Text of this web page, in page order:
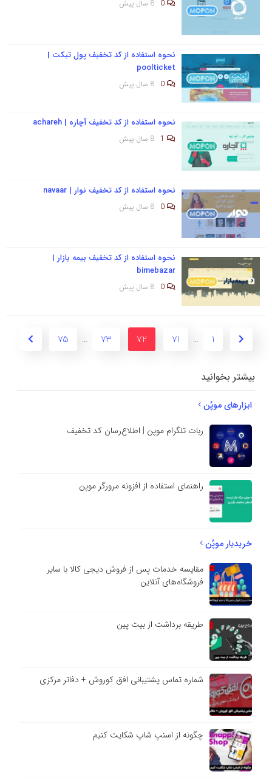
0 8 سال پیش
نحوه استفاده از کد تخفیف پول تیکت |
poolticket
0 8 سال پیش
نحوه استفاده از کد تخفیف آچاره | achareh
8 سال پیش
نحوه استفاده از کد تخفیف نوار | navaar
0 8 سال پیش
نحوه استفاده از کد تخفیف بیمه بازار |
bimebazar
0 8 سال پیش
1
…
71
72
73
…
75
بیشتر بخوانید
ابزارهای موپُن
ربات تلگرام موپن | اطلاع‌رسان کد تخفیف
راهنمای استفاده از افزونه مرورگر موپن
خریدیار موپُن
مقایسه خدمات پس از فروش دیجی کالا با سایر
فروشگاه‌های آنلاین
طریقه برداشت از بیت پین
شماره تماس پشتیبانی افق کوروش + دفاتر مرکزی
چگونه از اسنپ شاپ شکایت کنیم